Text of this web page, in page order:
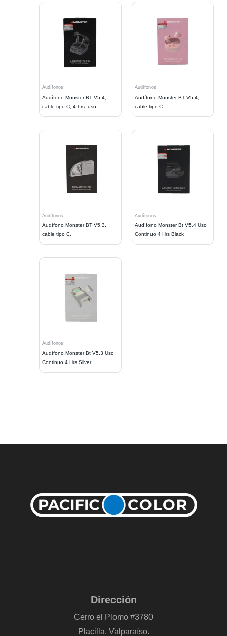
Audífonos
Audífono Monster BT V5.4,
cable tipo C, 4 hrs. uso
continuo,
Audífonos
Audífono Monster BT V5.4,
cable tipo C.
Audífonos
Audífono Monster BT V5.3,
cable tipo C.
Audífonos
Audífono Monster Bt V5.4 Uso
Continuo 4 Hrs Black
Audífonos
Audífono Monster Bt V5.3 Uso
Continuo 4 Hrs Silver
Dirección
Cerro el Plomo #3780
Placilla, Valparaíso.